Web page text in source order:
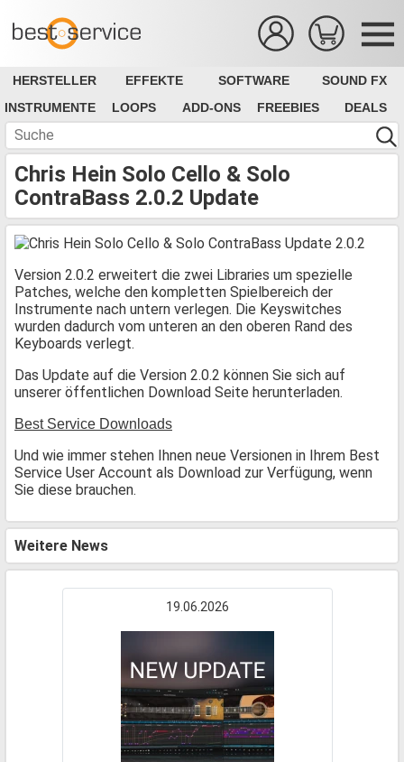
HERSTELLER EFFEKTE SOFTWARE
SOUND FX
INSTRUMENTE
LOOPS ADD-ONS FREEBIES DEALS
Chris Hein Solo Cello & Solo
ContraBass 2.0.2 Update
Version 2.0.2 erweitert die zwei Libraries um spezielle
Patches, welche den kompletten Spielbereich der
Instrumente nach untern verlegen. Die Keyswitches
wurden dadurch vom unteren an den oberen Rand des
Keyboards verlegt.
Das Update auf die Version 2.0.2 können Sie sich auf
unserer öffentlichen Download Seite herunterladen.
Best Service Downloads
Und wie immer stehen Ihnen neue Versionen in Ihrem Best
Service User Account als Download zur Verfügung, wenn
Sie diese brauchen.
Weitere News
19.06.2026